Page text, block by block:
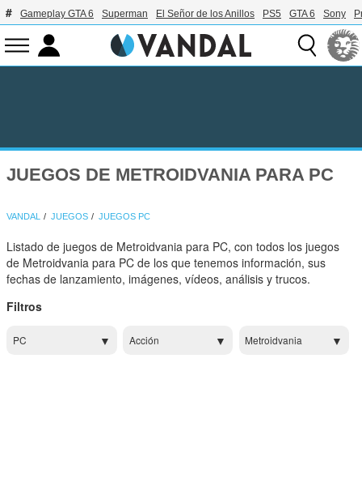
Gameplay GTA 6 Superman El Señor de los Anillos PS5 GTA 6 Sony
JUEGOS DE METROIDVANIA PARA PC
VANDAL JUEGOS JUEGOS PC
Listado de juegos de Metroidvania para PC, con todos los juegos
de Metroidvania para PC de los que tenemos información, sus
fechas de lanzamiento, imágenes, vídeos, análisis y trucos.
Filtros
PC Acción Metroidvania